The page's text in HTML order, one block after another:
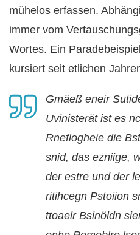
mühelos erfassen.
immer vom
Wortes. Ein
kursiert seit etlichen
Gmäeß eneir
Uvinisterät ist es
Rneflogheie die
snid, das ezniige,
der estre und der
ritihcegn Pstoiion
ttoaelr Bsinöldn